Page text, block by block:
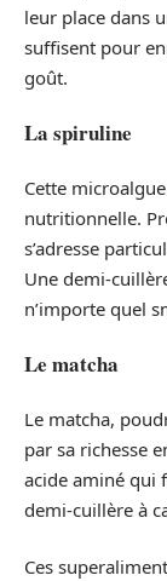
leur place dans
suffisent pour
goût.
La spiruline
Cette
nutritionnelle.
s’adresse
Une demi-
n’importe quel
Le matcha
Le matcha,
par sa richesse
acide aminé qui
demi-cuillère à
Ces